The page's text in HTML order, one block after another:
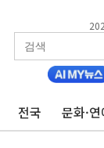
전국 문화·